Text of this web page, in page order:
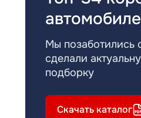
Мы позаботились
сделали
подборку
Скачать каталог